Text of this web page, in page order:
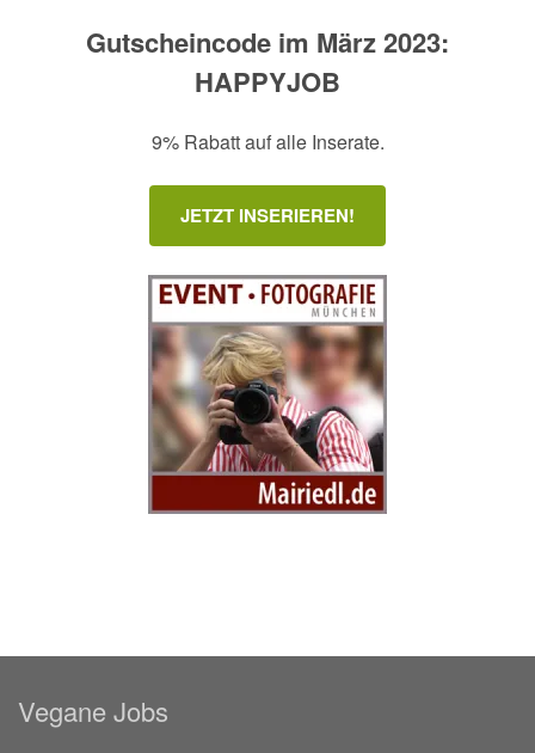
Gutscheincode im März 2023:
HAPPYJOB
9% Rabatt auf alle Inserate.
JETZT INSERIEREN!
Vegane Jobs